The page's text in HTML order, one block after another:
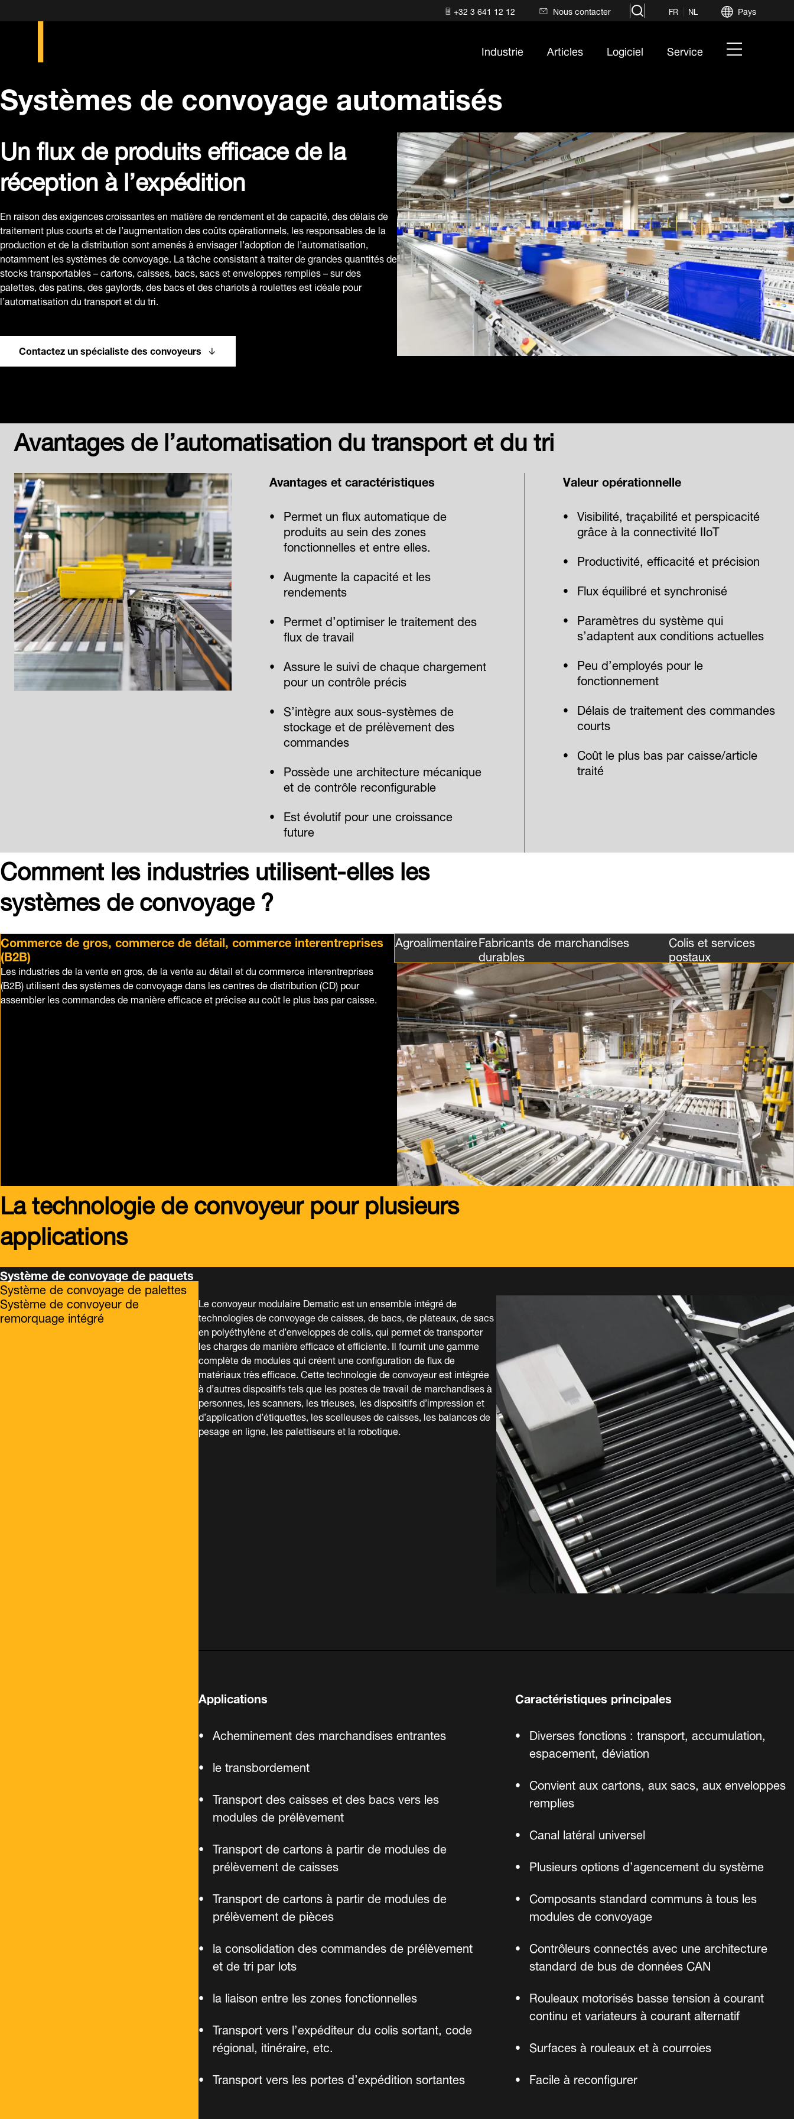
+32 3 641 12 12 Nous contacter search FR NL Pays
Industrie Articles Logiciel Service hamburger
menu
Systèmes de convoyage automatisés
Un flux de produits efficace de la
réception à l’expédition
En raison des exigences croissantes en matière de rendement et de capacité, des délais de
traitement plus courts et de l’augmentation des coûts opérationnels, les responsables de la
production et de la distribution sont amenés à envisager l’adoption de l’automatisation,
notamment les systèmes de convoyage. La tâche consistant à traiter de grandes quantités de
stocks transportables – cartons, caisses, bacs, sacs et enveloppes remplies – sur des
palettes, des patins, des gaylords, des bacs et des chariots à roulettes est idéale pour
l’automatisation du transport et du tri.
Contactez un spécialiste des convoyeurs
Avantages de l’automatisation du transport et du tri
Avantages et caractéristiques
Permet un flux automatique de
produits au sein des zones
fonctionnelles et entre elles.
Augmente la capacité et les
rendements
Permet d’optimiser le traitement des
flux de travail
Assure le suivi de chaque chargement
pour un contrôle précis
S’intègre aux sous-systèmes de
stockage et de prélèvement des
commandes
Possède une architecture mécanique
et de contrôle reconfigurable
Est évolutif pour une croissance
future
Valeur opérationnelle
Visibilité, traçabilité et perspicacité
grâce à la connectivité IIoT
Productivité, efficacité et précision
Flux équilibré et synchronisé
Paramètres du système qui
s’adaptent aux conditions actuelles
Peu d’employés pour le
fonctionnement
Délais de traitement des commandes
courts
Coût le plus bas par caisse/article
traité
Comment les industries utilisent-elles les
systèmes de convoyage ?
Commerce de gros, commerce de détail, commerce interentreprises
(B2B)
AgroalimentaireFabricants de marchandises
durables
Colis et services
postaux
Les industries de la vente en gros, de la vente au détail et du commerce interentreprises
(B2B) utilisent des systèmes de convoyage dans les centres de distribution (CD) pour
assembler les commandes de manière efficace et précise au coût le plus bas par caisse.
La technologie de convoyeur pour plusieurs
applications
Système de convoyage de paquets
Système de convoyage de palettes
Système de convoyeur de
remorquage intégré
Le convoyeur modulaire Dematic est un ensemble intégré de
technologies de convoyage de caisses, de bacs, de plateaux, de sacs
en polyéthylène et d’enveloppes de colis, qui permet de transporter
les charges de manière efficace et efficiente. Il fournit une gamme
complète de modules qui créent une configuration de flux de
matériaux très efficace. Cette technologie de convoyeur est intégrée
à d’autres dispositifs tels que les postes de travail de marchandises à
personnes, les scanners, les trieuses, les dispositifs d’impression et
d’application d’étiquettes, les scelleuses de caisses, les balances de
pesage en ligne, les palettiseurs et la robotique.
Applications
Acheminement des marchandises entrantes
le transbordement
Transport des caisses et des bacs vers les
modules de prélèvement
Transport de cartons à partir de modules de
prélèvement de caisses
Transport de cartons à partir de modules de
prélèvement de pièces
la consolidation des commandes de prélèvement
et de tri par lots
la liaison entre les zones fonctionnelles
Transport vers l’expéditeur du colis sortant, code
régional, itinéraire, etc.
Transport vers les portes d’expédition sortantes
Caractéristiques principales
Diverses fonctions : transport, accumulation,
espacement, déviation
Convient aux cartons, aux sacs, aux enveloppes
remplies
Canal latéral universel
Plusieurs options d’agencement du système
Composants standard communs à tous les
modules de convoyage
Contrôleurs connectés avec une architecture
standard de bus de données CAN
Rouleaux motorisés basse tension à courant
continu et variateurs à courant alternatif
Surfaces à rouleaux et à courroies
Facile à reconfigurer